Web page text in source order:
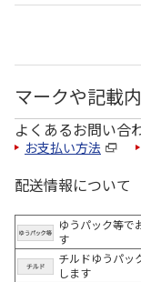
マークや記載
よくあるお問い合
お支払い方法
配送情報について
ゆうパック等で
す
チルドゆうパッ
します